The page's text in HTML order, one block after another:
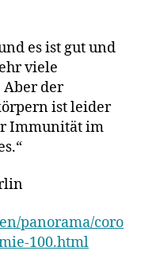
es ist gut und
viele
der
ist leider
Immunität im
panorama/coro
100.html